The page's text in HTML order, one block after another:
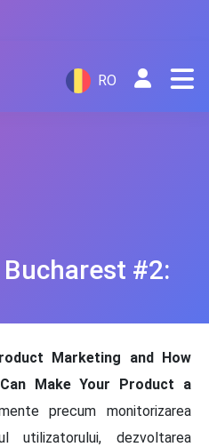
RO
#2:
Marketing and How
Make Your Product a
precum monitorizarea
utilizatorului, dezvoltarea